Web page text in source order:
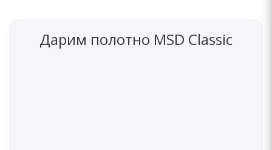
Дарим полотно MSD Classic